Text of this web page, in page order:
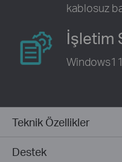
kablosuz
İşletim
Teknik Özellikler
Destek